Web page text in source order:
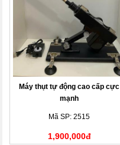
Máy thụt tự động cao cấp cực
mạnh
Mã SP: 2515
1,900,000đ